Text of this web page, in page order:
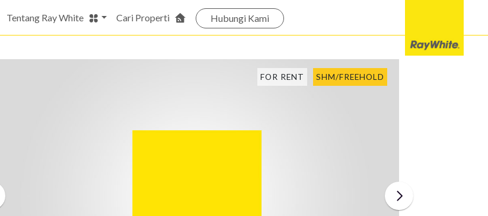
Tentang Ray White Cari Properti Hubungi Kami
FOR RENT SHM/FREEHOLD